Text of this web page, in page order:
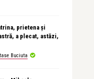
prietena și
a plecat, astăzi,
Buciuta